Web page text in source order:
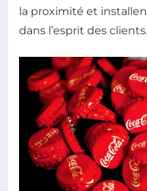
la proximité et
dans l’esprit des clients.